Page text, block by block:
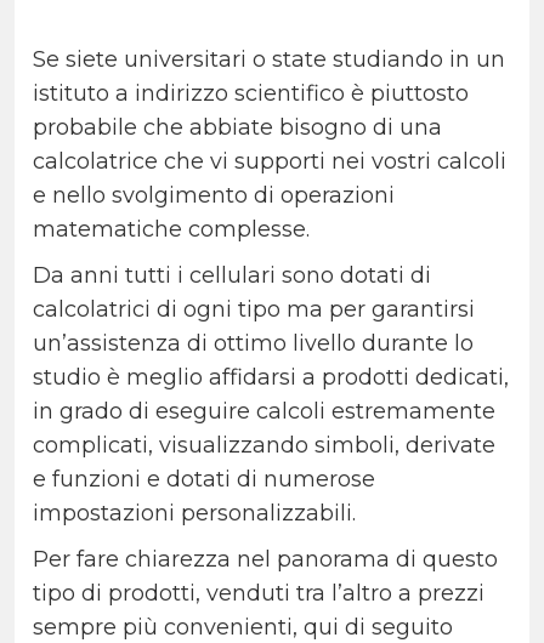
Se siete universitari o state studiando in un
istituto a indirizzo scientifico è piuttosto
probabile che abbiate bisogno di una
calcolatrice che vi supporti nei vostri calcoli
e nello svolgimento di operazioni
matematiche complesse.
Da anni tutti i cellulari sono dotati di
calcolatrici di ogni tipo ma per garantirsi
un’assistenza di ottimo livello durante lo
studio è meglio affidarsi a prodotti dedicati,
in grado di eseguire calcoli estremamente
complicati, visualizzando simboli, derivate
e funzioni e dotati di numerose
impostazioni personalizzabili.
Per fare chiarezza nel panorama di questo
tipo di prodotti, venduti tra l’altro a prezzi
sempre più convenienti, qui di seguito